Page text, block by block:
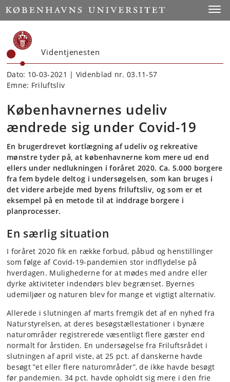
Start
Videntjenesten
Dato: 10-03-2021 | Videnblad nr. 03.11-57
Emne: Friluftsliv
Københavnernes udeliv
ændrede sig under Covid-19
En brugerdrevet kortlægning af udeliv og rekreative
mønstre tyder på, at københavnerne kom mere ud end
ellers under nedlukningen i foråret 2020. Ca. 5.000 borgere
fra fem bydele deltog i undersøgelsen, som kan bruges i
det videre arbejde med byens friluftsliv, og som er et
eksempel på en metode til at inddrage borgere i
planprocesser.
En særlig situation
I foråret 2020 fik en række forbud, påbud og henstillinger
som følge af Covid-19-pandemien stor indflydelse på
hverdagen. Mulighederne for at mødes med andre eller
dyrke aktiviteter indendørs blev begrænset. Byernes
udemiljøer og naturen blev for mange et vigtigt alternativ.
Allerede i slutningen af marts fremgik det af en nyhed fra
Naturstyrelsen, at deres besøgstællestationer i bynære
naturområder registrerede væsentligt flere gæster end
normalt for årstiden. En undersøgelse fra Friluftsrådet i
slutningen af april viste, at 25 pct. af danskerne havde
besøgt ”et eller flere naturområder”, de ikke havde besøgt
før pandemien. 34 pct. havde opholdt sig mere i den frie